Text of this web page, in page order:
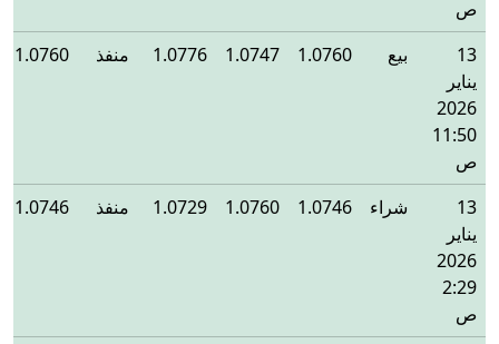
ص
13
يناير
2026
11:50
ص
بيع 1.0760
1.0747
1.0776 منفذ 1.0760
13
يناير
2026
2:29
ص
شراء 1.0746
1.0760
1.0729 منفذ 1.0746